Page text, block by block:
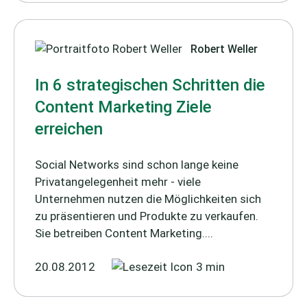
Robert Weller
In 6 strategischen Schritten die
Content Marketing Ziele
erreichen
Social Networks sind schon lange keine
Privatangelegenheit mehr - viele
Unternehmen nutzen die Möglichkeiten sich
zu präsentieren und Produkte zu verkaufen.
Sie betreiben Content Marketing....
20.08.2012 3 min